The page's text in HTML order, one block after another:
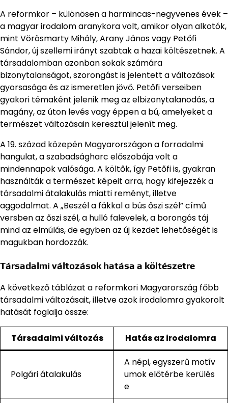
A reformkor – különösen a harmincas-negyvenes évek –
a magyar irodalom aranykora volt, amikor olyan alkotók,
mint Vörösmarty Mihály, Arany János vagy Petőfi
Sándor, új szellemi irányt szabtak a hazai költészetnek. A
társadalomban azonban sokak számára
bizonytalanságot, szorongást is jelentett a változások
gyorsasága és az ismeretlen jövő. Petőfi verseiben
gyakori témaként jelenik meg az elbizonytalanodás, a
magány, az úton levés vagy éppen a bú, amelyeket a
természet változásain keresztül jelenít meg.
A 19. század közepén Magyarországon a forradalmi
hangulat, a szabadságharc előszobája volt a
mindennapok valósága. A költők, így Petőfi is, gyakran
használták a természet képeit arra, hogy kifejezzék a
társadalmi átalakulás miatti reményt, illetve
aggodalmat. A „Beszél a fákkal a bús őszi szél” című
versben az őszi szél, a hulló falevelek, a borongós táj
mind az elmúlás, de egyben az új kezdet lehetőségét is
magukban hordozzák.
Társadalmi változások hatása a költészetre
A következő táblázat a reformkori Magyarország főbb
társadalmi változásait, illetve azok irodalomra gyakorolt
hatását foglalja össze:
Társadalmi változás Hatás az irodalomra
Polgári átalakulás
A népi, egyszerű motív
umok előtérbe kerülés
e